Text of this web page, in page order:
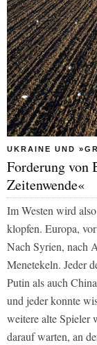
UKRAINE UND
Forderung von
Zeitenwende«
Im Westen wird
klopfen. Europa,
Nach Syrien, nach
Menetekeln. Jeder
Putin als auch
und jeder konnte
weitere alte Spieler
darauf warten, an